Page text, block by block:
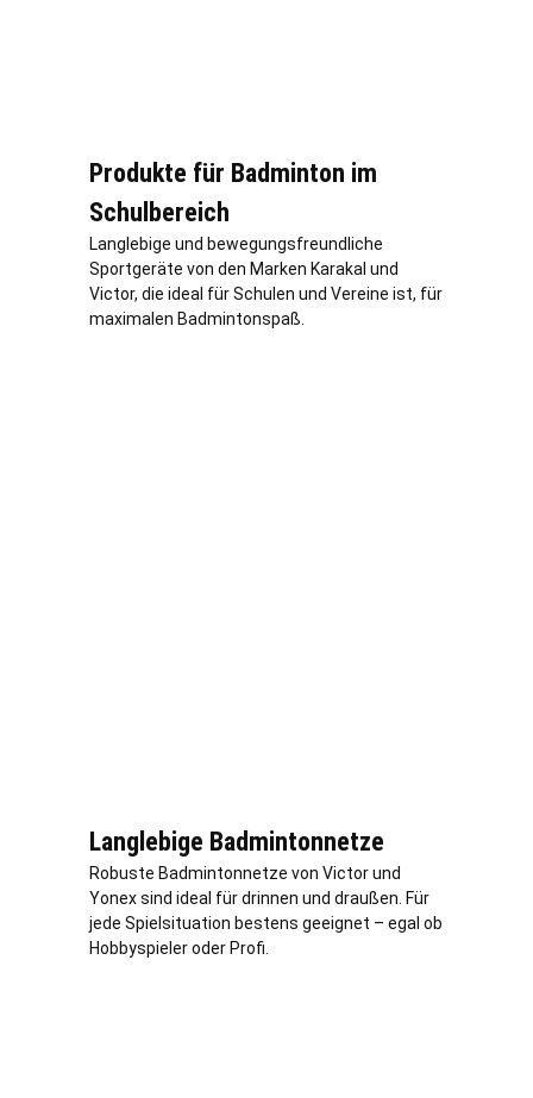
Produkte für Badminton im
Schulbereich
Langlebige und bewegungsfreundliche
Sportgeräte von den Marken Karakal und
Victor, die ideal für Schulen und Vereine ist, für
maximalen Badmintonspaß.
Langlebige Badmintonnetze
Robuste Badmintonnetze von Victor und
Yonex sind ideal für drinnen und draußen. Für
jede Spielsituation bestens geeignet – egal ob
Hobbyspieler oder Profi.